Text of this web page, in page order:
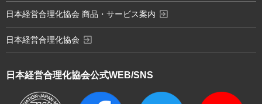
日本経営合理化協会公式WEB/SNS
日本経営合理化協会 商品・サービス案内 exit_to_app
日本経営合理化協会 exit_to_app